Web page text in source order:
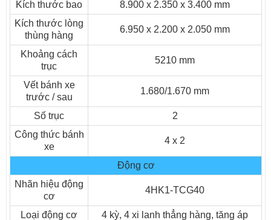
Xe tải ISUZU Vĩnh Phát VM FN129L4 8t2 thùng dài 7m
Kích thước bao
8.900 x 2.350 x 3.400 mm
Kích thước lòng
thùng hàng
6.950 x 2.200 x 2.050 mm
Khoảng cách
trục
5210 mm
Vết bánh xe
trước / sau
1.680/1.670 mm
Số trục
2
Công thức bánh
xe
4 x 2
Động cơ
Nhãn hiệu động
cơ
4HK1-TCG40
Loại động cơ
4 kỳ, 4 xi lanh thẳng hàng, tăng áp